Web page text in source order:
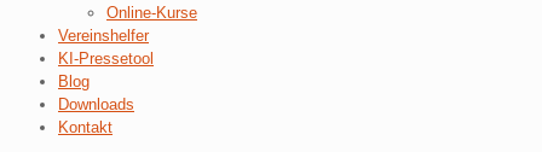
Online-Kurse
Vereinshelfer
KI-Pressetool
Blog
Downloads
Kontakt